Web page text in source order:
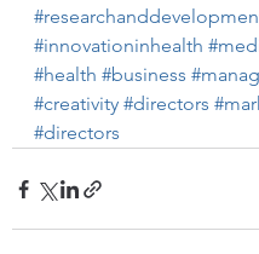
#innovationinhealth
#health #business
#creativity #directors
#directors